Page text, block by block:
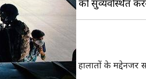
में सुरक्षा हालातों के